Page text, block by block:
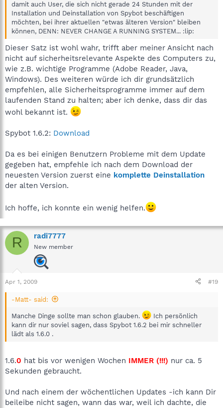
damit auch User, die sich nicht gerade 24 Stunden mit der
Installation und Deinstallation von Spybot beschäftigen
möchten, bei ihrer aktuellen "etwas älteren Version" bleiben
können, DENN: NEVER CHANGE A RUNNING SYSTEM... :lip:
Dieser Satz ist wohl wahr, trifft aber meiner Ansicht nach
nicht auf sicherheitsrelevante Aspekte des Computers zu,
wie z.B. wichtige Programme (Adobe Reader, Java,
Windows). Des weiteren würde ich dir grundsätzlich
empfehlen, alle Sicherheitsprogramme immer auf dem
laufenden Stand zu halten; aber ich denke, dass dir das
wohl bekannt ist.
Spybot 1.6.2: Download
Da es bei einigen Benutzern Probleme mit dem Update
gegeben hat, empfehle ich nach dem Download der
neuesten Version zuerst eine komplette Deinstallation
der alten Version.
Ich hoffe, ich konnte ein wenig helfen.
R radi7777
New member
Apr 1, 2009 #19
-Matt- said:
Manche Dinge sollte man schon glauben.
Ich persönlich
kann dir nur soviel sagen, dass Spybot 1.6.2 bei mir schneller
lädt als 1.6.0 .
1.6.0 hat bis vor wenigen Wochen IMMER (!!!) nur ca. 5
Sekunden gebraucht.
Und nach einem der wöchentlichen Updates -ich kann Dir
beileibe nicht sagen, wann das war, weil ich dachte, die